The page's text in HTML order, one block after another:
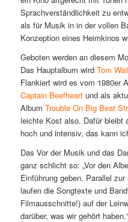
Sprachverständlichkeit zu
als für Musik in in der vollen
Konzeption eines Heimkinos
Geboten werden an diesem
Das Hauptalbum wird Tom
Flankiert wird es vom 1980er
Captain Beefheartund als
Album Trouble On Big Beat
leichte Kost also. Dafür bleibt
hoch und intensiv, das kann
Das Vor der Musik und das
ganz schlicht so: „Vor den
Einführung geben. Parallel
laufen die Songtexte und
Filmausschnitte!) auf der
darüber, was wir gehört haben.“